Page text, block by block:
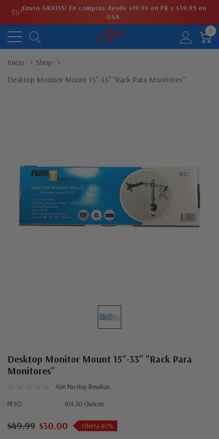
¡Envío GRATIS! En compras desde $19.95 en PR y $39.95 en
USA
0
Inicio
Shop
Desktop Monitor Mount 15"-33" "Rack Para Monitores"
Desktop Monitor Mount 15"-33" "Rack Para
Monitores"
Aún No Hay Reseñas
PESO:
104.50 Ounces
$49.99 $30.00 Oferta 40%